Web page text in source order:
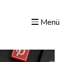
Menü